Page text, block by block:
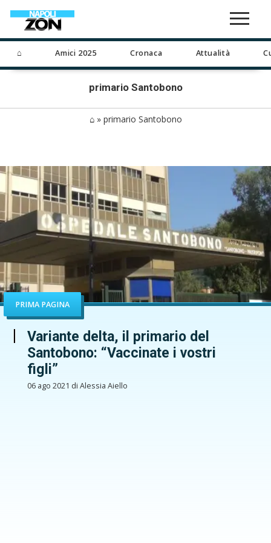
⌂ Amici 2025 Cronaca Attualità
primario Santobono
⌂» primario Santobono
PRIMA PAGINA
Variante delta, il primario del
Santobono: “Vaccinate i vostri
figli”
06 ago 2021 di Alessia Aiello